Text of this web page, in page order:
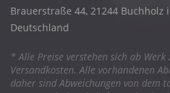
Brauerstraße 44, 21244
Deutschland
* Alle Preise verstehen sich ab Werk
Versandkosten. Alle vorhandenen
daher sind Abweichungen von dem